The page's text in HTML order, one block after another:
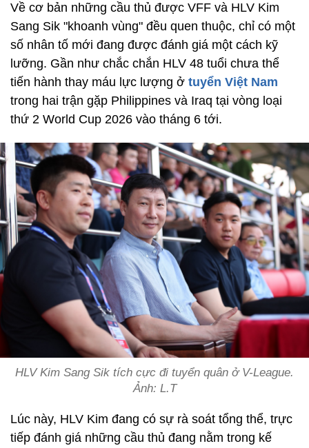
Về cơ bản những cầu thủ được VFF và HLV Kim
Sang Sik "khoanh vùng" đều quen thuộc, chỉ có một
số nhân tố mới đang được đánh giá một cách kỹ
lưỡng. Gần như chắc chắn HLV 48 tuổi chưa thể
tiến hành thay máu lực lượng ở tuyển Việt Nam
trong hai trận gặp Philippines và Iraq tại vòng loại
thứ 2 World Cup 2026 vào tháng 6 tới.
HLV Kim Sang Sik tích cực đi tuyển quân ở V-League.
Ảnh: L.T
Lúc này, HLV Kim đang có sự rà soát tổng thể, trực
tiếp đánh giá những cầu thủ đang nằm trong kế